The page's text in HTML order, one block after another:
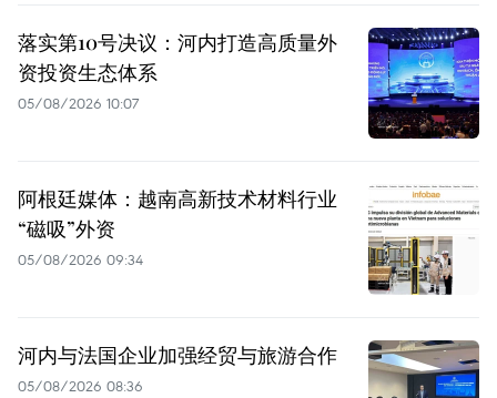
落实第10号决议：河内打造高质量外
资投资生态体系
05/08/2026 10:07
阿根廷媒体：越南高新技术材料行业
“磁吸”外资
05/08/2026 09:34
河内与法国企业加强经贸与旅游合作
05/08/2026 08:36